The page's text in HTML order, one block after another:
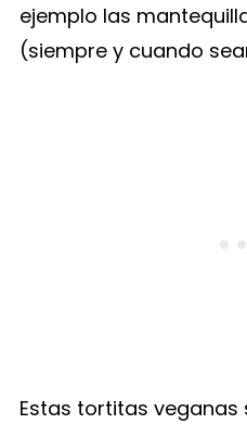
ejemplo las
(siempre y cuando
Estas tortitas veganas